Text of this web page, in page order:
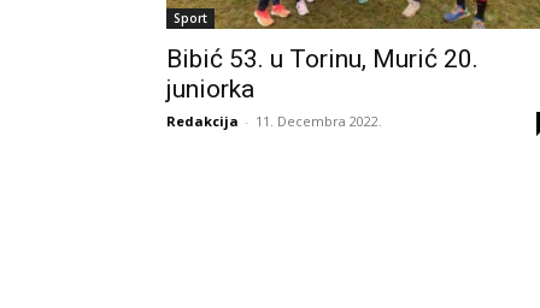
Sport
Bibić 53. u Torinu, Murić 20.
juniorka
Redakcija - 11. Decembra 2022.